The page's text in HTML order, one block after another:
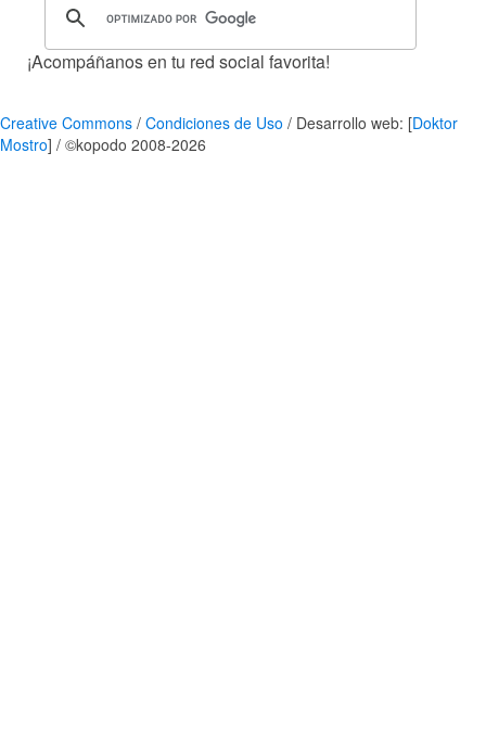
¡Acompáñanos en tu red social favorita!
Creative Commons / Condiciones de Uso / Desarrollo web: [Doktor
Mostro] / ©kopodo 2008-2026